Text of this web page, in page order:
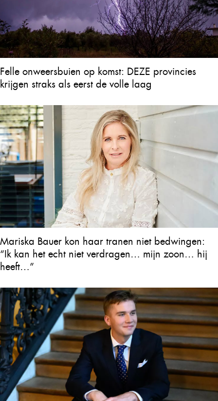
Felle onweersbuien op komst: DEZE provincies
krijgen straks als eerst de volle laag
Mariska Bauer kon haar tranen niet bedwingen:
“Ik kan het echt niet verdragen… mijn zoon… hij
heeft…”